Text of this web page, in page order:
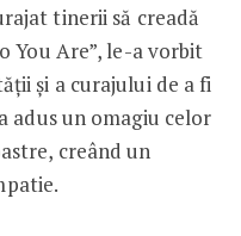
tinerii să creadă
You Are”, le-a vorbit
și a curajului de a fi
adus un omagiu celor
creând un